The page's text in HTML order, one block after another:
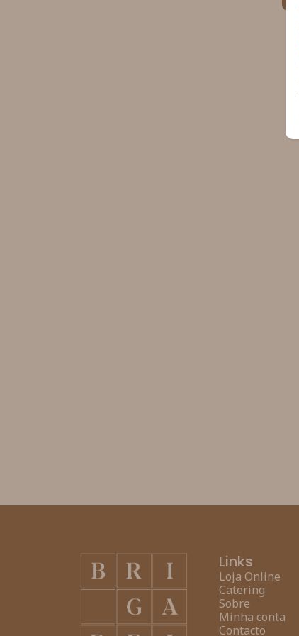
Links
Loja Online
Catering
Sobre
Minha conta
Contacto